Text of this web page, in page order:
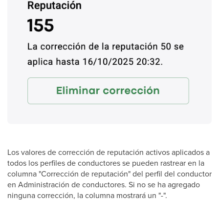
Los valores de corrección de reputación activos aplicados a
todos los perfiles de conductores se pueden rastrear en la
columna "Corrección de reputación" del perfil del conductor
en Administración de conductores. Si no se ha agregado
ninguna corrección, la columna mostrará un "-".